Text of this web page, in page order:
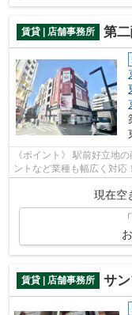
賃貸 | 店舗事務所 第
《ポイント》 駅前好立地
ントなど業種も幅広く対応！ 《注意点》 各テナントのサイン自由度が高
現在空
賃貸 | 店舗事務所 サ